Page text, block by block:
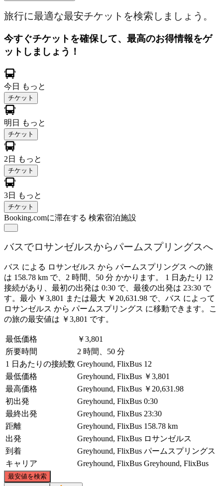
旅行に最適な最安チケットを検索しましょう。
今すぐチケットを確保して、最高のお得情報をゲ
ットしましょう！
今日 もっと
チケット
明日 もっと
チケット
2日 もっと
チケット
3日 もっと
チケット
Booking.comに滞在する 検索宿泊施設
バスでロサンゼルスからパームスプリングスへ
バス による ロサンゼルス から パームスプリングス への旅
は 158.78 km で、2 時間、50 分 かかります。 1 日あたり 12
接続があり、最初の出発は 0:30 で、最後の出発は 23:30 で
す。最小 ￥3,801 または最大 ￥20,631.98 で、バス によって
ロサンゼルス から パームスプリングス に移動できます。こ
の旅の最安値は ￥3,801 です。
最低価格
￥3,801
所要時間
2 時間、50 分
1 日あたりの接続数 Greyhound, FlixBus 12
最低価格
Greyhound, FlixBus ￥3,801
最高価格
Greyhound, FlixBus ￥20,631.98
初出発
Greyhound, FlixBus 0:30
最終出発
Greyhound, FlixBus 23:30
距離
Greyhound, FlixBus 158.78 km
出発
Greyhound, FlixBus ロサンゼルス
到着
Greyhound, FlixBus パームスプリングス
キャリア
Greyhound, FlixBus Greyhound, FlixBus
最安値を検索
OpenStreetMap